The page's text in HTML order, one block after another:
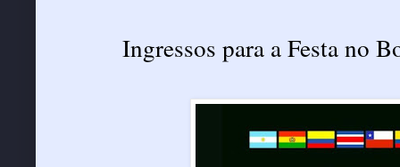
Ingressos para a Festa no